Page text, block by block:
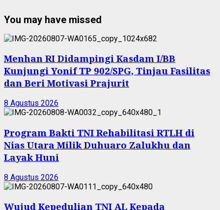
You may have missed
Menhan RI Didampingi Kasdam I/BB
Kunjungi Yonif TP 902/SPG, Tinjau Fasilitas
dan Beri Motivasi Prajurit
8 Agustus 2026
Program Bakti TNI Rehabilitasi RTLH di
Nias Utara Milik Duhuaro Zalukhu dan
Layak Huni
8 Agustus 2026
Wujud Kepedulian TNI AL Kepada